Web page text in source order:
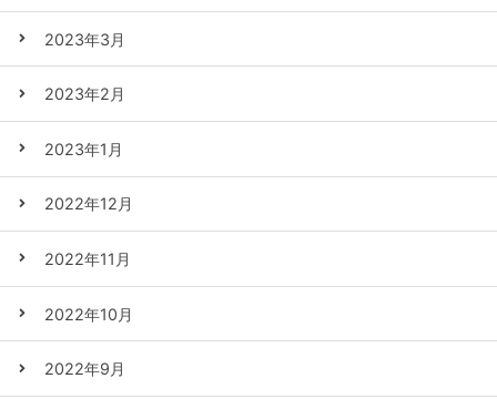
2023年3月
2023年2月
2023年1月
2022年12月
2022年11月
2022年10月
2022年9月